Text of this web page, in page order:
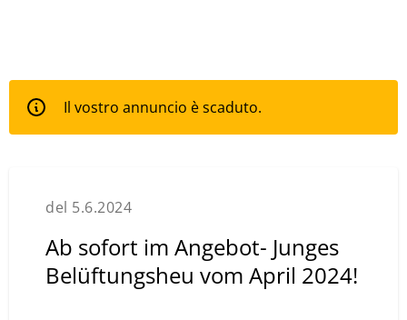
Il vostro annuncio è scaduto.
del 5.6.2024
Ab sofort im Angebot- Junges
Belüftungsheu vom April 2024!